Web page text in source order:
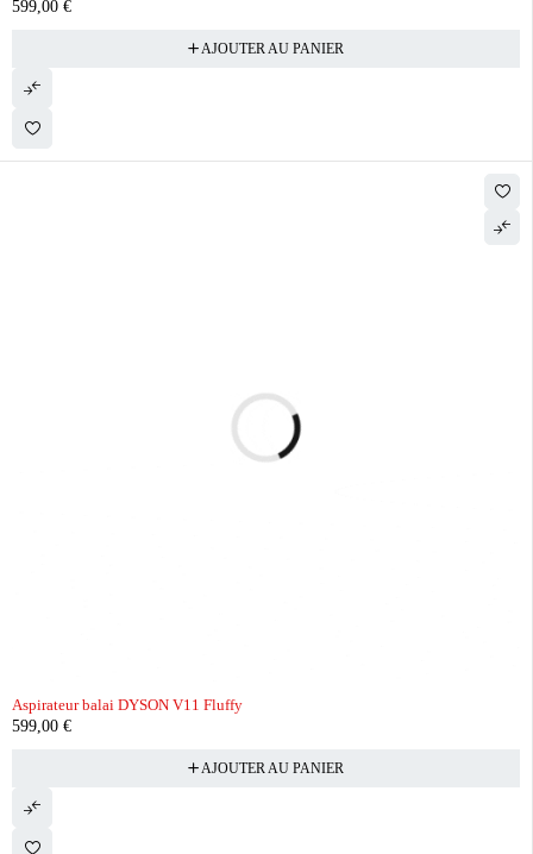
599,00 €
AJOUTER AU PANIER
Aspirateur balai DYSON V11 Fluffy
599,00 €
AJOUTER AU PANIER